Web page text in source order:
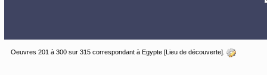
Oeuvres 201 à 300 sur 315 correspondant à Egypte [Lieu de découverte].